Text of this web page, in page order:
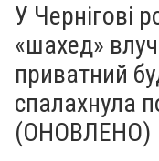
У Чернігові
«шахед»
приватний
спалахнула
(ОНОВЛЕНО)